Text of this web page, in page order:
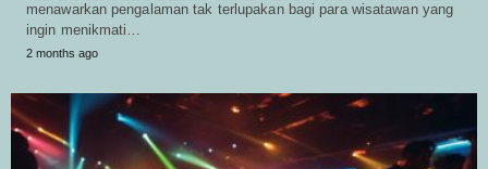
menawarkan pengalaman tak terlupakan bagi para wisatawan yang
ingin menikmati…
2 months ago